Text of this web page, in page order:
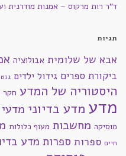
ד"ר רות מרקוס – אמנות מודרנית
תגיות
אבא של שלומית אבולוציה
ביקורת ספרים גידול ילדים
היסטוריה של המדע חקר
מדע מדע בדיוני
מוסיקה מחשבות מעוף כלולות
חיים ספרות ספרות מדע